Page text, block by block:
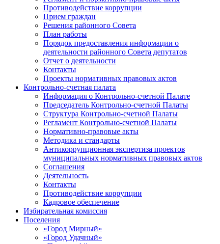
Противодействие коррупции
Прием граждан
Решения районного Совета
План работы
Порядок предоставления информации о
деятельности районного Совета депутатов
Отчет о деятельности
Контакты
Проекты нормативных правовых актов
Контрольно-счетная палата
Информация о Контрольно-счетной Палате
Председатель Контрольно-счетной Палаты
Структура Контрольно-счетной Палаты
Регламент Контрольно-счетной Палаты
Нормативно-правовые акты
Методика и стандарты
Антикоррупционная экспертиза проектов
муниципальных нормативных правовых актов
Соглашения
Деятельность
Контакты
Противодействие коррупции
Кадровое обеспечение
Избирательная комиссия
Поселения
«Город Мирный»
«Город Удачный»